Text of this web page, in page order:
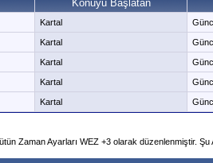
Konuyu Başlatan
Kartal
Kartal
Kartal
Kartal
Kartal
Zaman Ayarları WEZ +3 olarak düzenlenmiştir. Şu